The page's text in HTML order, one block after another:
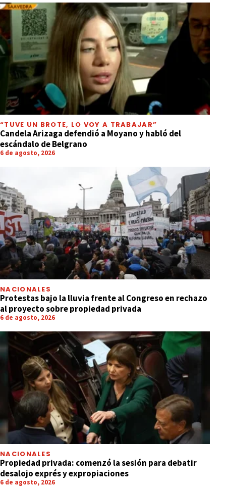
“TUVE UN BROTE, LO VOY A TRABAJAR”
Candela Arizaga defendió a Moyano y habló del
escándalo de Belgrano
6 de agosto, 2026
NACIONALES
Protestas bajo la lluvia frente al Congreso en rechazo
al proyecto sobre propiedad privada
6 de agosto, 2026
NACIONALES
Propiedad privada: comenzó la sesión para debatir
desalojo exprés y expropiaciones
6 de agosto, 2026